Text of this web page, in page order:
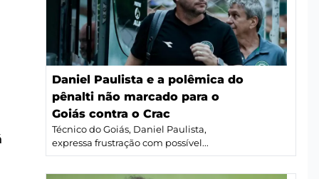
Daniel Paulista e a polêmica do
pênalti não marcado para o
Goiás contra o Crac
Técnico do Goiás, Daniel Paulista,
expressa frustração com possível...